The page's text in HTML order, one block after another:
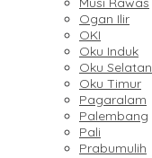
Ogan Ilir
OKI
Oku Induk
Oku Selatan
Oku Timur
Pagaralam
Palembang
Pali
Prabumulih